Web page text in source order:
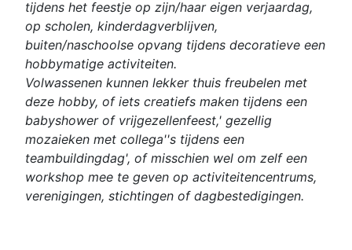
tijdens het feestje op zijn/haar eigen verjaardag,
op scholen, kinderdagverblijven,
buiten/naschoolse opvang tijdens decoratieve een
hobbymatige activiteiten.
Volwassenen kunnen lekker thuis freubelen met
deze hobby, of iets creatiefs maken tijdens een
babyshower of vrijgezellenfeest,' gezellig
mozaieken met collega''s tijdens een
teambuildingdag', of misschien wel om zelf een
workshop mee te geven op activiteitencentrums,
verenigingen, stichtingen of dagbestedigingen.